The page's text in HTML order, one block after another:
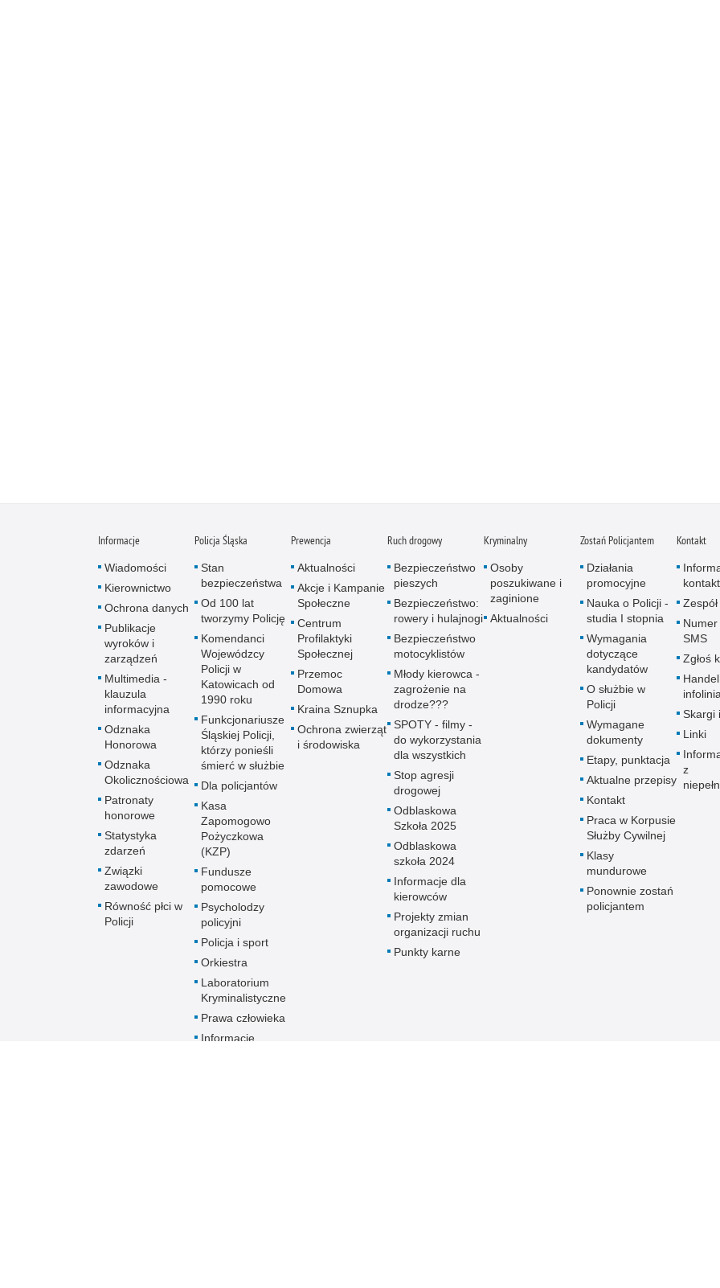
Informacje
Wiadomości
Kierownictwo
Ochrona danych
Publikacje
wyroków i
zarządzeń
Multimedia -
klauzula
informacyjna
Odznaka
Honorowa
Odznaka
Okolicznościowa
Patronaty
honorowe
Statystyka
zdarzeń
Związki
zawodowe
Równość płci w
Policji
Policja Śląska
Stan
bezpieczeństwa
Od 100 lat
tworzymy Policję
Komendanci
Wojewódzcy
Policji w
Katowicach od
1990 roku
Funkcjonariusze
Śląskiej Policji,
którzy ponieśli
śmierć w służbie
Dla policjantów
Kasa
Zapomogowo
Pożyczkowa
(KZP)
Fundusze
pomocowe
Psycholodzy
policyjni
Policja i sport
Orkiestra
Laboratorium
Kryminalistyczne
Prawa człowieka
Informacje
Prewencja
Aktualności
Akcje i Kampanie
Społeczne
Centrum
Profilaktyki
Społecznej
Przemoc
Domowa
Kraina Sznupka
Ochrona zwierząt
i środowiska
Ruch drogowy
Bezpieczeństwo
pieszych
Bezpieczeństwo:
rowery i hulajnogi
Bezpieczeństwo
motocyklistów
Młody kierowca -
zagrożenie na
drodze???
SPOTY - filmy -
do wykorzystania
dla wszystkich
Stop agresji
drogowej
Odblaskowa
Szkoła 2025
Odblaskowa
szkoła 2024
Informacje dla
kierowców
Projekty zmian
organizacji ruchu
Punkty karne
Kryminalny
Osoby
poszukiwane i
zaginione
Aktualności
Zostań Policjantem
Działania
promocyjne
Nauka o Policji -
studia I stopnia
Wymagania
dotyczące
kandydatów
O służbie w
Policji
Wymagane
dokumenty
Etapy, punktacja
Aktualne przepisy
Kontakt
Praca w Korpusie
Służby Cywilnej
Klasy
mundurowe
Ponownie zostań
policjantem
Kontakt
SMS
Zgłoś
infolinia
Skargi
Linki
z